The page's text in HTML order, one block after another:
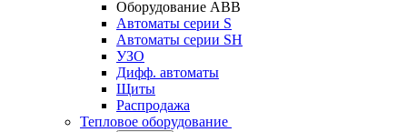
Оборудование АВВ
Автоматы серии S
Автоматы серии SH
УЗО
Дифф. автоматы
Щиты
Распродажа
Тепловое оборудование